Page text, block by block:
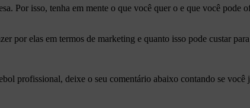
Por isso, tenha em mente o que você quer o e que você pode
por elas em termos de marketing e quanto isso pode custar
profissional, deixe o seu comentário abaixo contando se